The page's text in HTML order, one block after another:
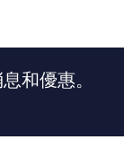
和優惠。